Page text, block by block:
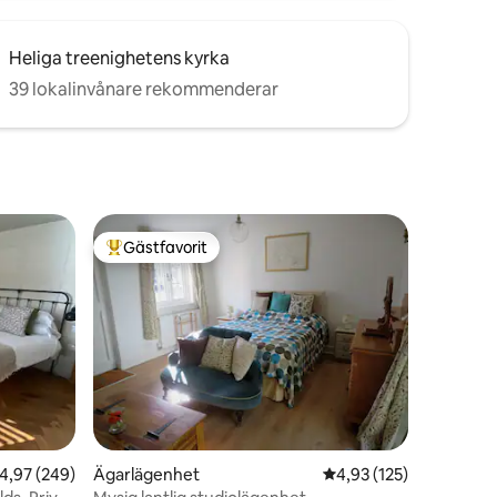
Heliga treenighetens kyrka
39 lokalinvånare rekommenderar
av 5 i genomsnittligt betyg, 249 omdömen
4,97 (249)
Populär gästfavorit
Gästfavorit
Ägarlägenhet 4,93 av 5 i
4,93 (125)